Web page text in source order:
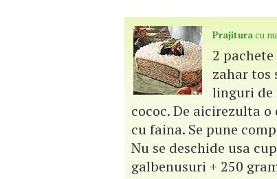
Prajituracu
2
zahar tos
linguri de
cococ. De aicirezulta o
cu faina. Se pune
Nu se deschide usa
galbenusuri + 250